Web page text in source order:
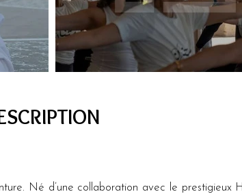
Né d’une collaboration avec le prestigieux